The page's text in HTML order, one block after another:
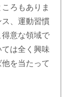
ろもありま
、運動習慣
意な領域で
は全く興味
を当たって